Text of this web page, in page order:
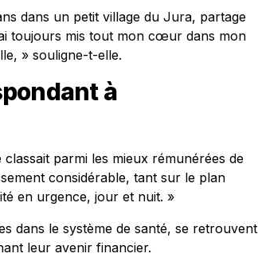
dans un petit village du Jura, partage
toujours mis tout mon cœur dans mon
» souligne-t-elle.
à
parmi les mieux rémunérées de
considérable, tant sur le plan
en urgence, jour et nuit. »
dans le système de santé, se retrouvent
leur avenir financier.